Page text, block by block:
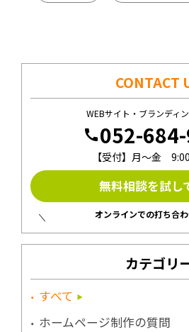
CONTACT
WEBサイト・ブランディ
call052-
【受付】月〜金
無料相談を試し
オンラインでの打ち合
カテゴリ
すべて
ホームページ制作の質問